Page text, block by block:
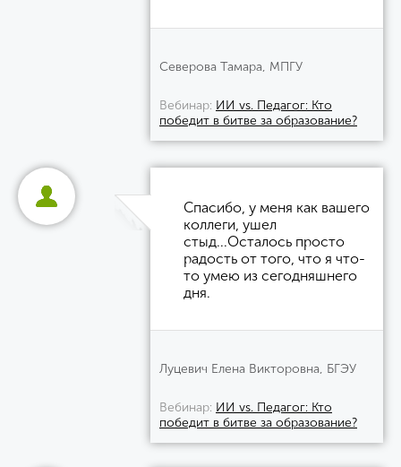
Северова Тамара, МПГУ
Вебинар ИИ vs. Педагог: Кто
победит в битве за образование?
Спасибо, у меня как вашего
коллеги, ушел
стыд...Осталось просто
радость от того, что я что-
то умею из сегодняшнего
дня.
Луцевич Елена Викторовна, БГЭУ
Вебинар ИИ vs. Педагог: Кто
победит в битве за образование?